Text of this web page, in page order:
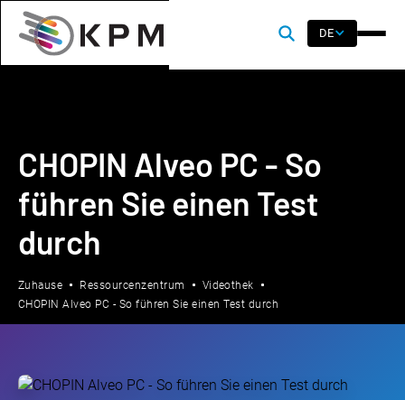
DE
CHOPIN Alveo PC - So
führen Sie einen Test
durch
Zuhause Ressourcenzentrum
Videothek
CHOPIN Alveo PC - So führen Sie einen Test durch